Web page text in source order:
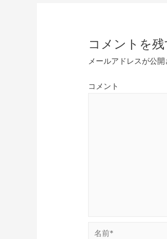
コメントを残
メールアドレスが公
コメント